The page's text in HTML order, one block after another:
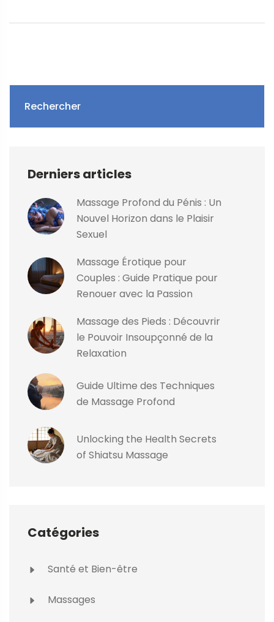
Rechercher
Derniers articles
Massage Profond du Pénis : Un
Nouvel Horizon dans le Plaisir
Sexuel
Massage Érotique pour
Couples : Guide Pratique pour
Renouer avec la Passion
Massage des Pieds : Découvrir
le Pouvoir Insoupçonné de la
Relaxation
Guide Ultime des Techniques
de Massage Profond
Unlocking the Health Secrets
of Shiatsu Massage
Catégories
Santé et Bien-être
Massages